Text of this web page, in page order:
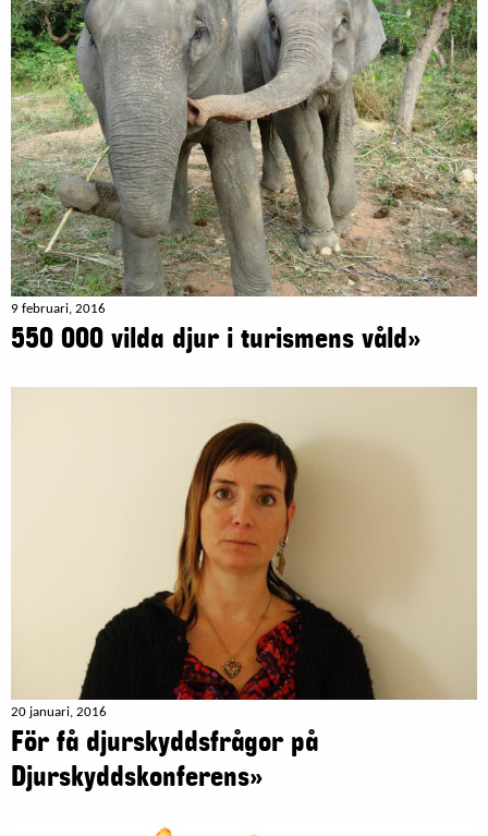
9 februari, 2016
550 000 vilda djur i turismens våld»
20 januari, 2016
För få djurskyddsfrågor på
Djurskyddskonferens»